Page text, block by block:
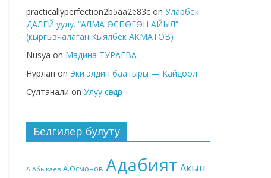
practicallyperfection2b5aa2e83c on Уларбек
ДАЛЕЙ уулу. “АЛМА ӨСПӨГӨН АЙЫЛ”
(кыргызчалаган Кыялбек АКМАТОВ)
Nusya on Мадина ТУРАЕВА
Нұрлан on Эки элдин баатыры — Кайдоол
Султанали on Улуу сөздөр
Белгилер булуту
А.Абыкаев А.Осмонов Адабият Акын